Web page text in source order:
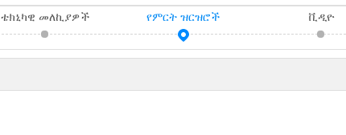
ቴክኒካዊ መለኪያዎች የምርት ዝርዝሮች ቪዲዮ